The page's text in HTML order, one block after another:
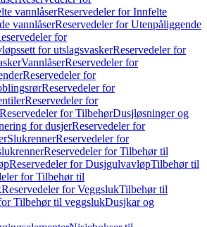
vannlåserReservedeler for Innfelte
vannlåserReservedeler for Utenpåliggende
for
for utslagsvaskerReservedeler for
VannlåserReservedeler for
Reservedeler for
Reservedeler for
Reservedeler for
Reservedeler for TilbehørDusjløsninger og
for dusjerReservedeler for
SlukrennerReservedeler for
Reservedeler for Tilbehør til
Reservedeler for DusjgulvavløpTilbehør til
for Tilbehør til
Reservedeler for VeggslukTilbehør til
Tilbehør til veggslukDusjkar og